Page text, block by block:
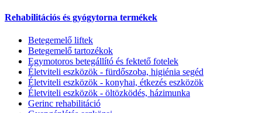
Rehabilitációs és gyógytorna termékek
Betegemelő liftek
Betegemelő tartozékok
Egymotoros betegállító és fektető fotelek
Életviteli eszközök - fürdőszoba, higiénia segéd
Életviteli eszközök - konyhai, étkezés eszközök
Életviteli eszközök - öltözködés, házimunka
Gerinc rehabilitáció